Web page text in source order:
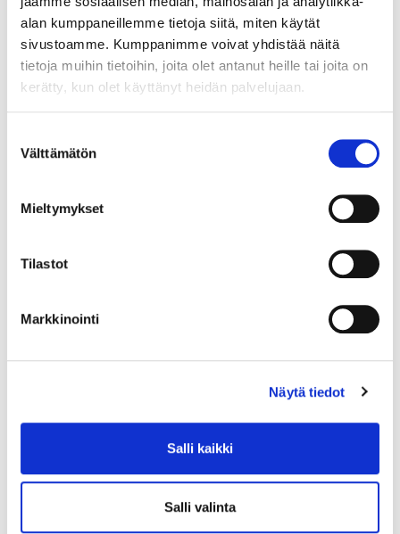
alan kumppaneillemme tietoja siitä, miten käytät
sivustoamme. Kumppanimme voivat yhdistää näitä
tietoja muihin tietoihin, joita olet antanut heille tai joita on
kerätty, kun olet käyttänyt heidän palvelujaan.
valinta
Välttämätön
Mieltymykset
Tilastot
Markkinointi
Näytä tiedot
Salli kaikki
Salli valinta